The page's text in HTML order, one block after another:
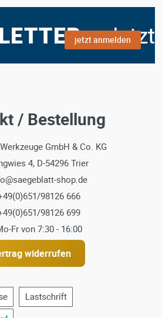
jetzt anmelden
/ Bestellung
GmbH & Co. KG
4, D-54296 Trier
shop.de
98126 666
98126 699
Fr von 7:30 - 16:00
widerrufen